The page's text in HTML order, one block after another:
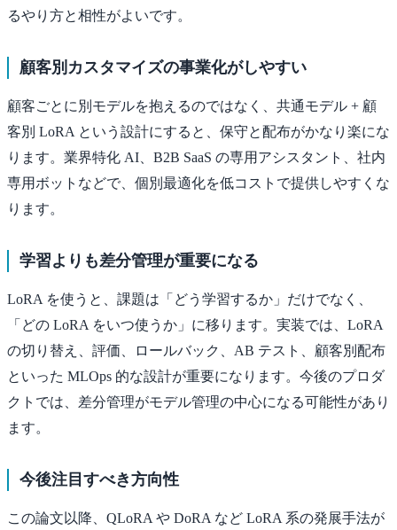
るやり方と相性がよいです。
顧客別カスタマイズの事業化がしやすい
顧客ごとに別モデルを抱えるのではなく、共通モデル + 顧
客別 LoRA という設計にすると、保守と配布がかなり楽にな
ります。業界特化 AI、B2B SaaS の専用アシスタント、社内
専用ボットなどで、個別最適化を低コストで提供しやすくな
ります。
学習よりも差分管理が重要になる
LoRA を使うと、課題は「どう学習するか」だけでなく、
「どの LoRA をいつ使うか」に移ります。実装では、LoRA
の切り替え、評価、ロールバック、AB テスト、顧客別配布
といった MLOps 的な設計が重要になります。今後のプロダ
クトでは、差分管理がモデル管理の中心になる可能性があり
ます。
今後注目すべき方向性
この論文以降、QLoRA や DoRA など LoRA 系の発展手法が